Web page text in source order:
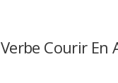
Courir En